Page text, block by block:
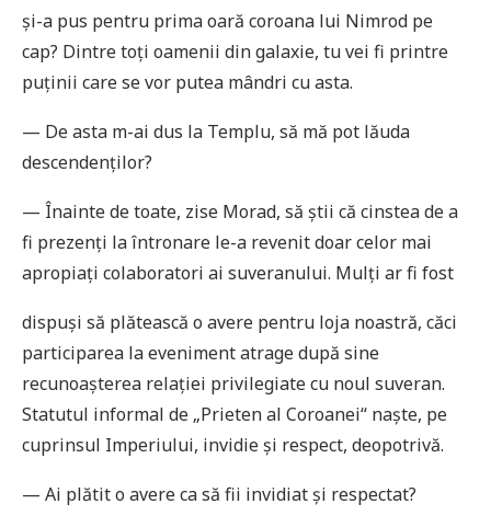
și-a pus pentru prima oară coroana lui Nimrod pe
cap? Dintre toţi oamenii din galaxie, tu vei fi printre
puţinii care se vor putea mândri cu asta.
— De asta m-ai dus la Templu, să mă pot lăuda
descendenţilor?
— Înainte de toate, zise Morad, să știi că cinstea de a
fi prezenţi la întronare le-a revenit doar celor mai
apropiaţi colaboratori ai suveranului. Mulţi ar fi fost
dispuși să plătească o avere pentru loja noastră, căci
participarea la eveniment atrage după sine
recunoașterea relaţiei privilegiate cu noul suveran.
Statutul informal de „Prieten al Coroanei“ naște, pe
cuprinsul Imperiului, invidie și respect, deopotrivă.
— Ai plătit o avere ca să fii invidiat și respectat?